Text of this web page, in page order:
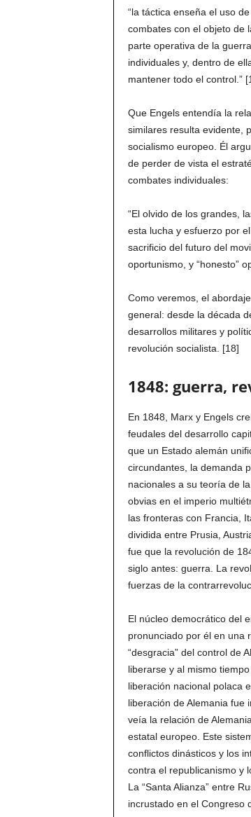
“la táctica enseña el uso
combates con el objeto de
parte operativa de la
individuales y, dentro de
mantener todo el control.”
Que Engels entendía la
similares resulta evidente,
socialismo europeo. Él
de perder de vista el
combates individuales:
“El olvido de los grandes,
esta lucha y esfuerzo por
sacrificio del futuro del
oportunismo, y “honesto”
Como veremos, el
general: desde la década
desarrollos militares y
revolución socialista. [18]
1848: guerra,
En 1848, Marx y Engels
feudales del desarrollo
que un Estado alemán
circundantes, la demanda
nacionales a su teoría de
obvias en el imperio
las fronteras con Francia,
dividida entre Prusia,
fue que la revolución de
siglo antes: guerra. La
fuerzas de la
El núcleo democrático del
pronunciado por él en una
“desgracia” del control de
liberarse y al mismo
liberación nacional polaca
liberación de Alemania fue
veía la relación de
estatal europeo. Este
conflictos dinásticos y los
contra el republicanismo y
La “Santa Alianza” entre
incrustado en el Congreso